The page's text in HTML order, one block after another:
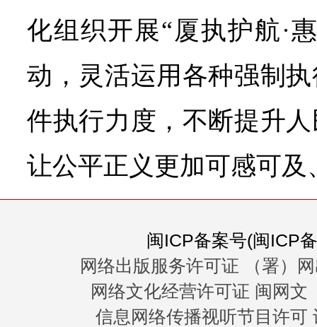
化组织开展“厦执护航·
动，灵活运用各种强制
件执行力度，不断提升
让公平正义更加可感可及
闽ICP备案号(闽ICP
网络出版服务许可证 （署）
网络文化经营许可证 闽网文
信息网络传播视听节目许可